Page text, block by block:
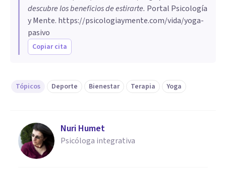
descubre los beneficios de estirarte. Portal Psicología
y Mente. https://psicologiaymente.com/vida/yoga-
pasivo
Copiar cita
Tópicos Deporte Bienestar Terapia Yoga
Nuri Humet
Psicóloga integrativa